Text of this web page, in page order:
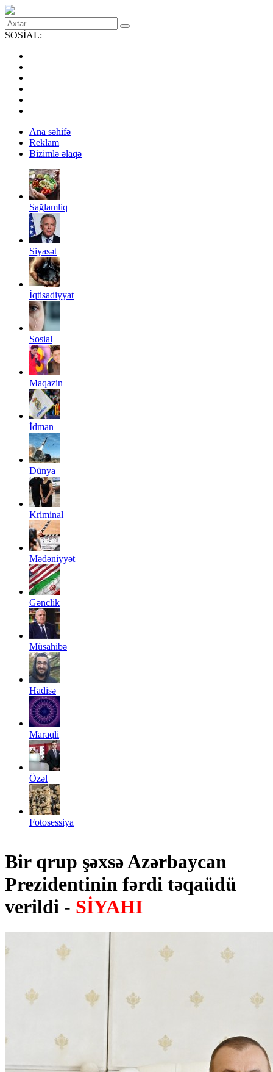
SOSİAL:
Ana səhifə
Reklam
Bizimlə əlaqə
Sağlamliq
Siyasət
İqtisadiyyat
Sosial
Maqazin
İdman
Dünya
Kriminal
Mədəniyyət
Gənclik
Müsahibə
Hadisə
Maraqli
Özəl
Fotosessiya
Bir qrup şəxsə Azərbaycan
Prezidentinin fərdi təqaüdü
verildi - SİYAHI